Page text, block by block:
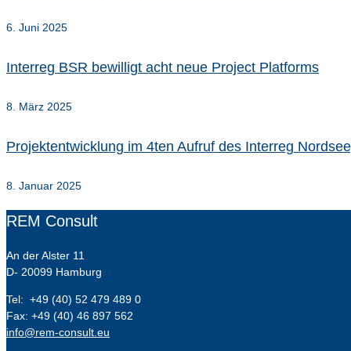
6. Juni 2025
Interreg BSR bewilligt acht neue Project Platforms
8. März 2025
Projektentwicklung im 4ten Aufruf des Interreg
8. Januar 2025
REM Consult
An der Alster 11
D- 20099 Hamburg
Tel: +49 (40) 52 479 489 0
Fax: +49 (40) 46 897 562
info@rem-consult.eu